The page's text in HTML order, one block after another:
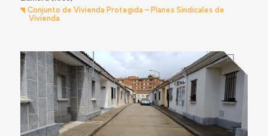
Conjunto de Vivienda Protegida – Planes Sindicales de
Vivienda